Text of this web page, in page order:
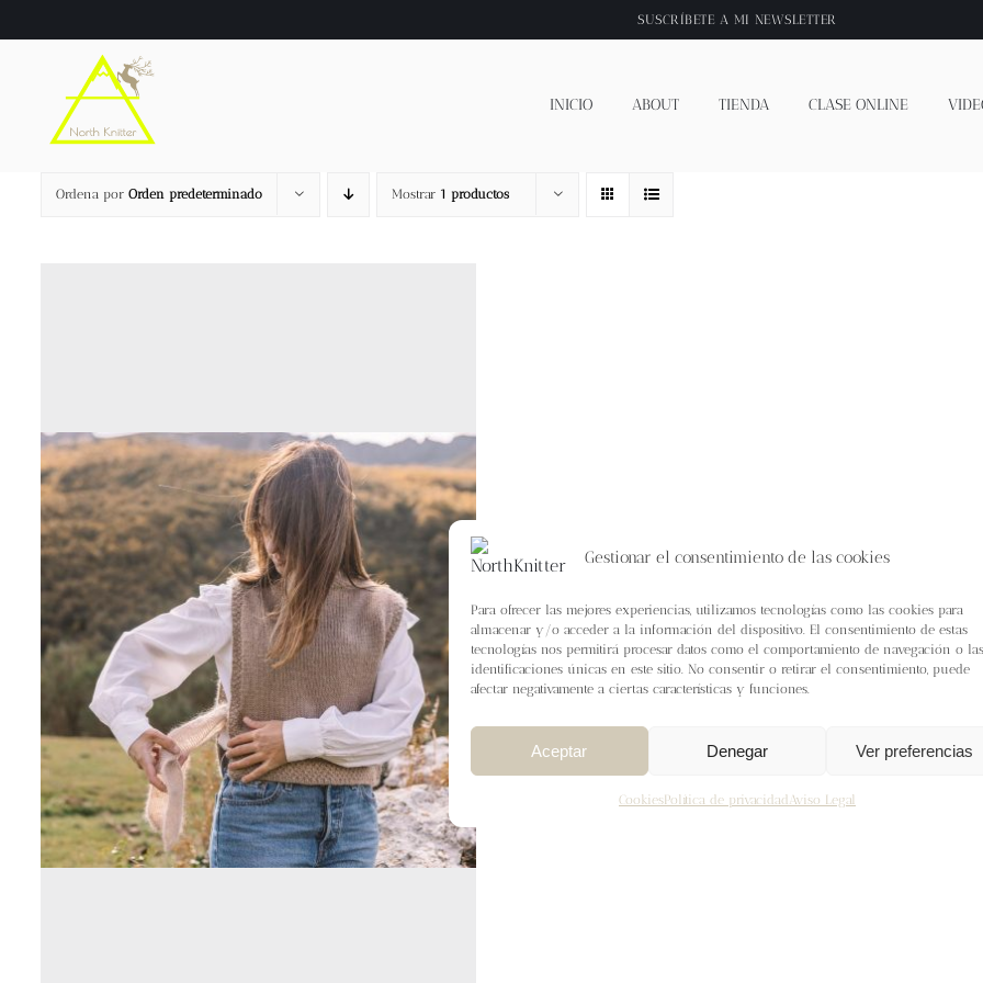
Gestionar el consentimiento de las cookies
Para ofrecer las mejores experiencias, utilizamos tecnologías como las cookies para
almacenar y/o acceder a la información del dispositivo. El consentimiento de estas
tecnologías nos permitirá procesar datos como el comportamiento de navegación o las
identificaciones únicas en este sitio. No consentir o retirar el consentimiento, puede
afectar negativamente a ciertas características y funciones.
Aceptar Denegar Ver preferencias
CookiesPolítica de privacidad Aviso Legal
al
SUSCRÍBETE A MI NEWSLETTER
INICIO ABOUT TIENDA CLASE ONLINE
Ordena por Orden predeterminado Mostrar 1 productos